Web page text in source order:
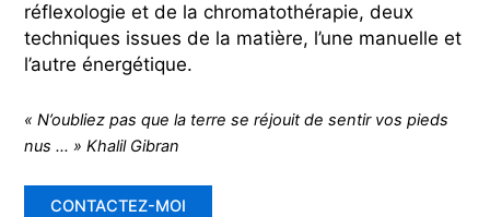
réflexologie et de la chromatothérapie, deux
techniques issues de la matière, l’une manuelle et
l’autre énergétique.
« N’oubliez pas que la terre se réjouit de sentir vos pieds
nus … » Khalil Gibran
CONTACTEZ-MOI